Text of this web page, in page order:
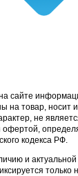
сайте
на товар, носит
не
офертой,
кодекса РФ.
и актуальной
только